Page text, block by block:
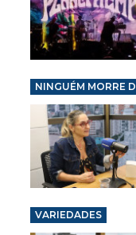
NINGUÉM MORRE
VARIEDADES